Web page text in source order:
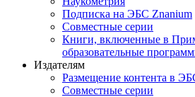
Подписка на ЭБС Znanium
Совместные серии
Книги, включенные в
образовательные
Издателям
Размещение контента в
Совместные серии